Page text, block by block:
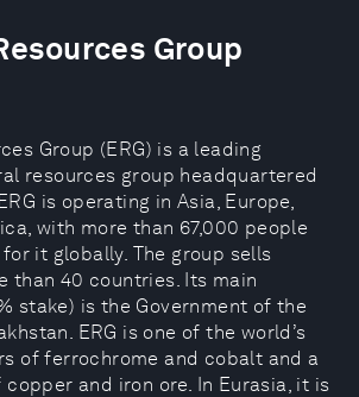
Group
Group (ERG) is a leading
resources group headquartered
is operating in Asia, Europe,
with more than 67,000 people
it globally. The group sells
than 40 countries. Its main
stake) is the Government of the
ERG is one of the world’s
of ferrochrome and cobalt and a
and iron ore. In Eurasia, it is